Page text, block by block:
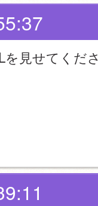
を見せてくだ